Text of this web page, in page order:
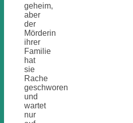
geheim,
aber
der
Mörderin
ihrer
Familie
hat
sie
Rache
geschworen
und
wartet
nur